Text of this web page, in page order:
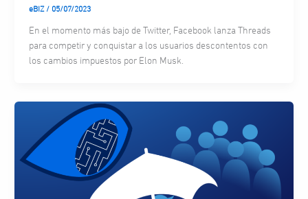
eBIZ / 05/07/2023
En el momento más bajo de Twitter, Facebook lanza Threads
para competir y conquistar a los usuarios descontentos con
los cambios impuestos por Elon Musk.